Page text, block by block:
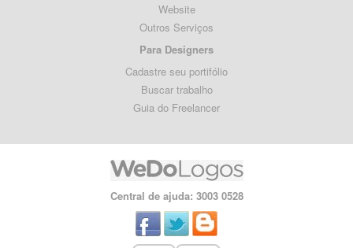
Website
Outros Serviços
Para Designers
Cadastre seu portifólio
Buscar trabalho
Guia do Freelancer
Central de ajuda: 3003 0528